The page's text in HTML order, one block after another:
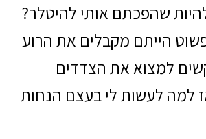
שהפכתם אותי להיטלר?
הייתם מקבלים את הרוע
למצוא את הצדדים
למה לעשות לי בעצם הנחות